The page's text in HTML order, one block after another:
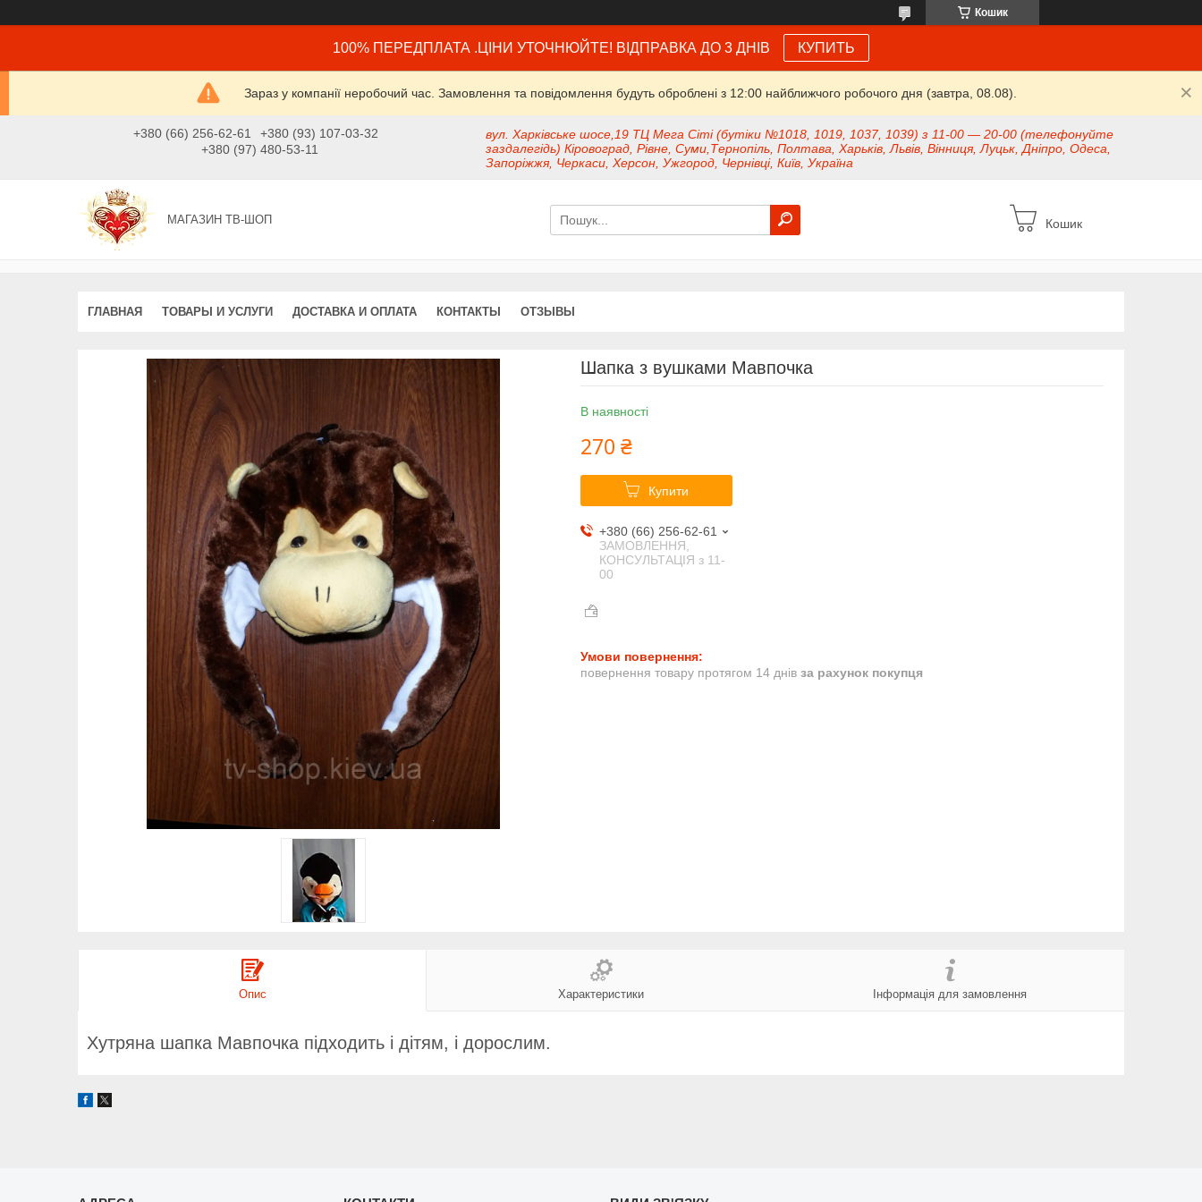
Кошик
100% ПЕРЕДПЛАТА .ЦІНИ УТОЧНЮЙТЕ! ВІДПРАВКА ДО 3 ДНІВ КУПИТЬ
Зараз у компанії неробочий час. Замовлення та повідомлення будуть оброблені з 12:00 найближчого робочого дня (завтра, 08.08).
+380 (66) 256-62-61
+380 (93) 107-03-32
+380 (97) 480-53-11
вул. Харківське шосе,19 ТЦ Мега Сіті (бутіки №1018, 1019, 1037, 1039) з 11-00 — 20-00 (телефонуйте
заздалегідь) Кіровоград, Рівне, Суми,Тернопіль, Полтава, Харьків, Львів, Вінниця, Луцьк, Дніпро, Одеса,
Запоріжжя, Черкаси, Херсон, Ужгород, Чернівці, Київ, Україна
МАГАЗИН ТВ-ШОП Кошик
ГЛАВНАЯ ТОВАРЫ И УСЛУГИ ДОСТАВКА И ОПЛАТА КОНТАКТЫ ОТЗЫВЫ
Шапка з вушками Мавпочка
В наявності
270 ₴
Купити
+380 (66) 256-62-61
ЗАМОВЛЕННЯ,
КОНСУЛЬТАЦІЯ з 11-
00
повернення товару протягом 14 днів за рахунок покупця
Опис Характеристики Інформація для замовлення
Хутряна шапка Мавпочка підходить і дітям, і дорослим.